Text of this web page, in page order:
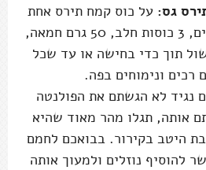
גס: על כוס קמח תירס אחת
שמים 3 כוסות מים, 3 כוסות חלב, 50 גרם חמאה,
בישול תוך כדי בחישה או עד שכל
רכים ונימוחים בפה.
נגיד לא הגשתם את הפולנטה
אותה, תגלו מהר מאוד שהיא
היטב בקירור. בבואכם לחמם
להוסיף נוזלים ולמעוך אותה